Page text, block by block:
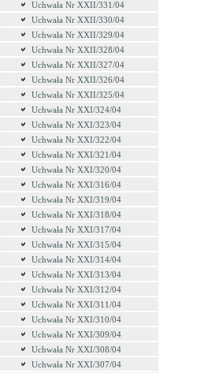
Uchwała Nr XXII/331/04
Uchwała Nr XXII/330/04
Uchwała Nr XXII/329/04
Uchwała Nr XXII/328/04
Uchwała Nr XXII/327/04
Uchwała Nr XXII/326/04
Uchwała Nr XXII/325/04
Uchwała Nr XXI/324/04
Uchwała Nr XXI/323/04
Uchwała Nr XXI/322/04
Uchwała Nr XXI/321/04
Uchwała Nr XXI/320/04
Uchwała Nr XXI/316/04
Uchwała Nr XXI/319/04
Uchwała Nr XXI/318/04
Uchwała Nr XXI/317/04
Uchwała Nr XXI/315/04
Uchwała Nr XXI/314/04
Uchwała Nr XXI/313/04
Uchwała Nr XXI/312/04
Uchwała Nr XXI/311/04
Uchwała Nr XXI/310/04
Uchwała Nr XXI/309/04
Uchwała Nr XXI/308/04
Uchwała Nr XXI/307/04